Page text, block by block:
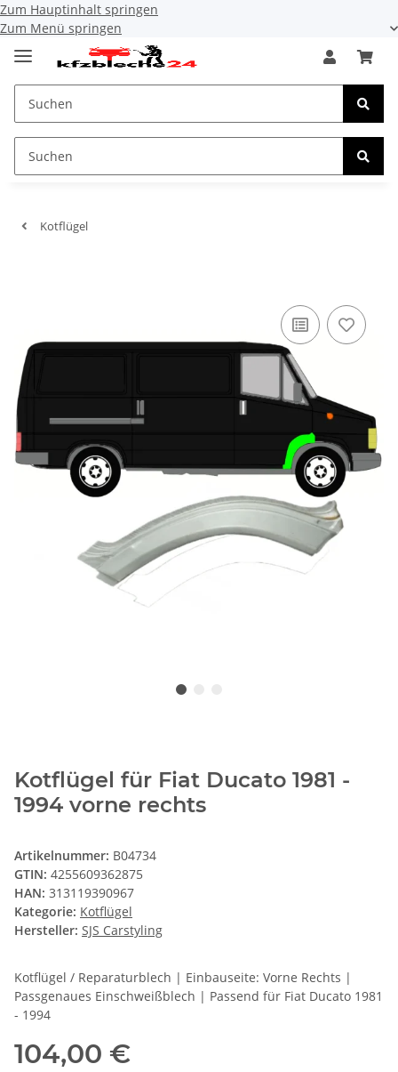
Zum Hauptinhalt springen
Zum Menü springen
Kotflügel
Kotflügel für Fiat Ducato 1981 -
1994 vorne rechts
Artikelnummer: B04734
GTIN: 4255609362875
HAN: 313119390967
Kategorie: Kotflügel
Hersteller: SJS Carstyling
Kotflügel / Reparaturblech | Einbauseite: Vorne Rechts |
Passgenaues Einschweißblech | Passend für Fiat Ducato 1981
- 1994
104,00 €